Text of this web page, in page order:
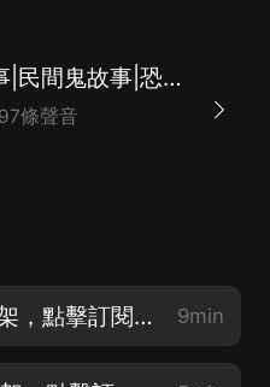
凶宅|民間故事|民間鬼故事|恐怖故事|靈異故事
條聲音
203室凶宅 1【新品上架，點擊訂閱，不漏聽哦】 9min